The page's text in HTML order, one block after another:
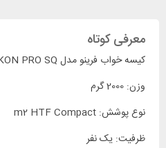
معرفی کوتاه
کیسه خواب فرینو مدل FERRINO YUKON PRO SQ
وزن: 2000 گرم
نوع پوشش: m2 HTF Compact
ظرفیت: یک نفر